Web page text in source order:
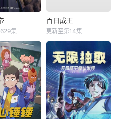
集
百日成王
更新至第14集